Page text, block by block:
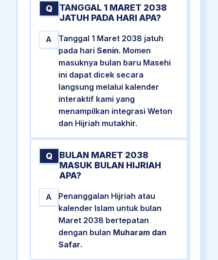
Q
TANGGAL 1 MARET 2038
JATUH PADA HARI APA?
A
Tanggal 1 Maret 2038 jatuh
pada hari Senin. Momen
masuknya bulan baru Masehi
ini dapat dicek secara
langsung melalui kalender
interaktif kami yang
menampilkan integrasi Weton
dan Hijriah mutakhir.
Q
BULAN MARET 2038
MASUK BULAN HIJRIAH
APA?
A
Penanggalan Hijriah atau
kalender Islam untuk bulan
Maret 2038 bertepatan
dengan bulan Muharam dan
Safar.